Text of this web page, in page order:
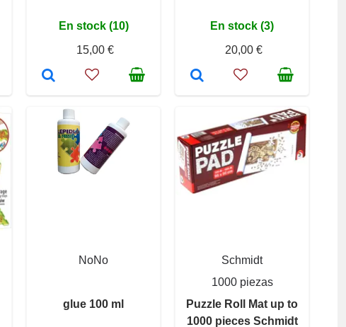
En stock (10)
15,00 €
En stock (3)
20,00 €
NoNo
glue 100 ml
Schmidt
1000 piezas
Puzzle Roll Mat up to
1000 pieces Schmidt